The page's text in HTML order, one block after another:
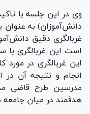
وی در این جلسه با
دانش‌آموزان) به
غربالگری دقیق
است این غربالگری با
این غربالگری در مورد
انجام و نتیجه آن در
مدرسین طرح قاضی
هدفمند در میان